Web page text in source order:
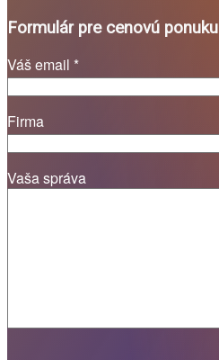
Formulár pre cenovú ponuku
Váš email *
Firma
Vaša správa